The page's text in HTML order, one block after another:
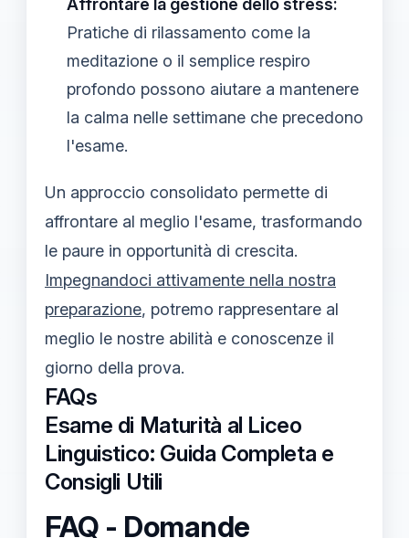
Pratiche di rilassamento come la
meditazione o il semplice respiro
profondo possono aiutare a mantenere
la calma nelle settimane che precedono
l'esame.
Un approccio consolidato permette di
affrontare al meglio l'esame, trasformando
le paure in opportunità di crescita.
Impegnandoci attivamente nella nostra
preparazione, potremo rappresentare al
meglio le nostre abilità e conoscenze il
giorno della prova.
FAQs
Esame di Maturità al Liceo
Linguistico: Guida Completa e
Consigli Utili
FAQ - Domande